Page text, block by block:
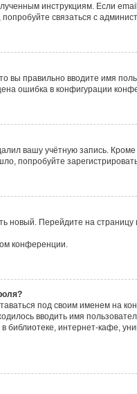
инструкциям. Если
связаться с
вы правильно вводите имя
ошибка в конфигурации
вашу учётную запись.
новый. Перейдите на
конференции.
под своим именем на
вводить имя
интернет-кафе,